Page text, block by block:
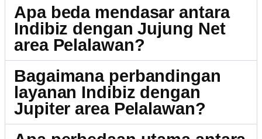
Apa beda mendasar antara
Indibiz dengan Jujung Net
area Pelalawan?
Bagaimana perbandingan
layanan Indibiz dengan
Jupiter area Pelalawan?